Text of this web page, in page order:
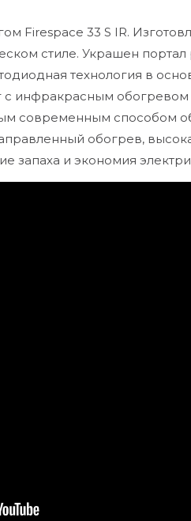
Firespace 33 S IR.
стиле. Украшен
технология в
с инфракрасным
современным способом
обогрев,
запаха и экономия